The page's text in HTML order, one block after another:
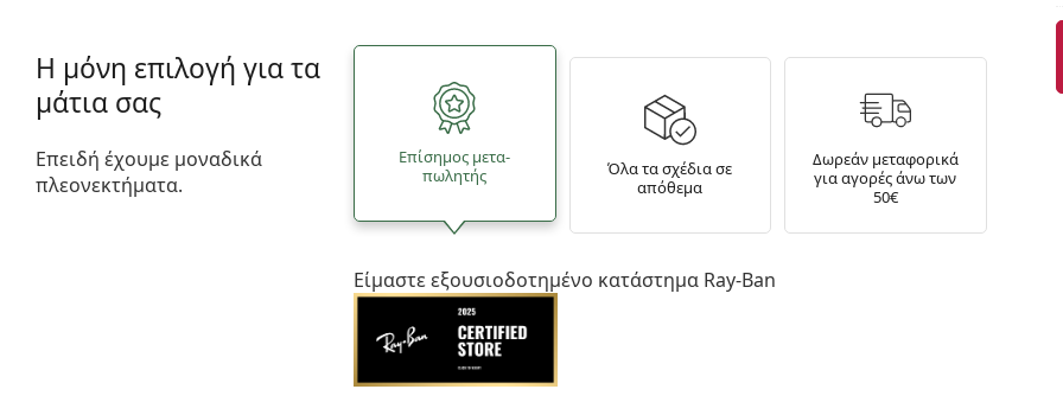
Η μόνη επιλογή για τα
μάτια σας
Επειδή έχουμε μοναδικά
πλεονεκτήματα.
Επίσημος μετα­
πωλητής
Όλα τα σχέδια σε
απόθεμα
Δωρεάν μεταφορικά
για αγορές άνω των
50€
Είμαστε εξουσιοδοτημένο κατάστημα Ray-Ban